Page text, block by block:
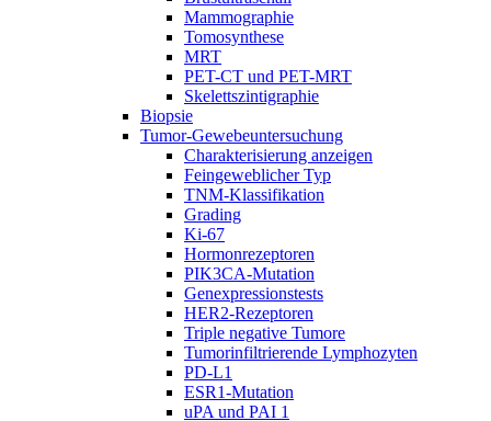
Mammographie
Tomosynthese
MRT
PET-CT und PET-MRT
Skelettszintigraphie
Biopsie
Tumor-Gewebeuntersuchung
Charakterisierung anzeigen
Feingeweblicher Typ
TNM-Klassifikation
Grading
Ki-67
Hormonrezeptoren
PIK3CA-Mutation
Genexpressionstests
HER2-Rezeptoren
Triple negative Tumore
Tumorinfiltrierende Lymphozyten
PD-L1
ESR1-Mutation
uPA und PAI 1